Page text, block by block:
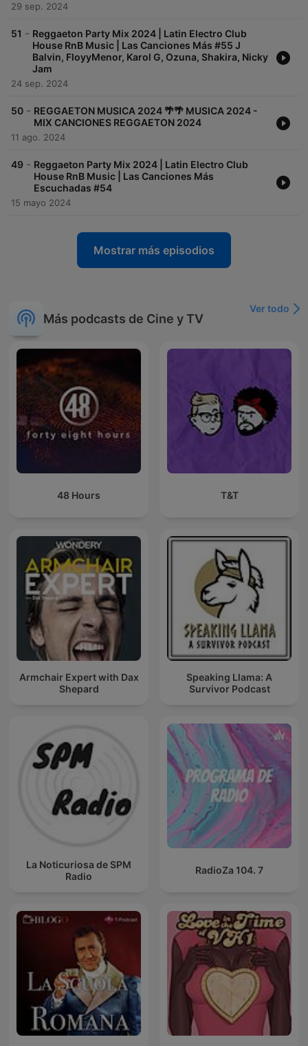
29 sep. 2024
51 - Reggaeton Party Mix 2024 | Latin Electro Club
House RnB Music | Las Canciones Más #55 J
Balvin, FloyyMenor, Karol G, Ozuna, Shakira, Nicky
Jam
24 sep. 2024
50 - REGGAETON MUSICA 2024 🌴🌴 MUSICA 2024 -
MIX CANCIONES REGGAETON 2024
11 ago. 2024
49 - Reggaeton Party Mix 2024 | Latin Electro Club
House RnB Music | Las Canciones Más
Escuchadas #54
15 mayo 2024
Mostrar más episodios
Más podcasts de Cine y TV
Ver todo
48 Hours T&T
Armchair Expert with Dax
Shepard
Speaking Llama: A
Survivor Podcast
La Noticuriosa de SPM
Radio
RadioZa 104. 7